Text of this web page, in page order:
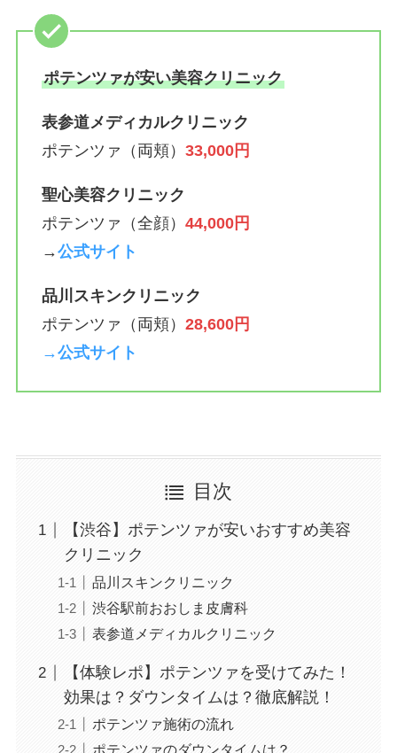
ポテンツァが安い美容クリニック
表参道メディカルクリニック
ポテンツァ（両頬） 33,000円
聖心美容クリニック
ポテンツァ（全顔） 44,000円
→公式サイト
品川スキンクリニック
ポテンツァ（両頬） 28,600円
→公式サイト
目次
【渋谷】ポテンツァが安いおすすめ美容
クリニック
品川スキンクリニック
渋谷駅前おおしま皮膚科
表参道メディカルクリニック
【体験レポ】ポテンツァを受けてみた！
効果は？ダウンタイムは？徹底解説！
ポテンツァ施術の流れ
ポテンツァのダウンタイムは？